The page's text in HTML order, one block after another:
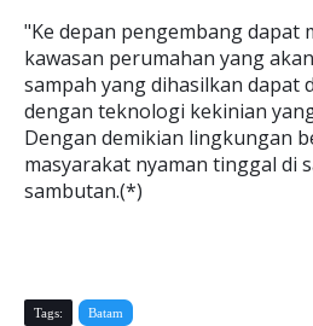
"Ke depan pengembang dapat
kawasan perumahan yang
sampah yang dihasilkan dapat
dengan teknologi kekinian
Dengan demikian lingkungan
masyarakat nyaman tinggal di
sambutan.(*)
Tags: Batam